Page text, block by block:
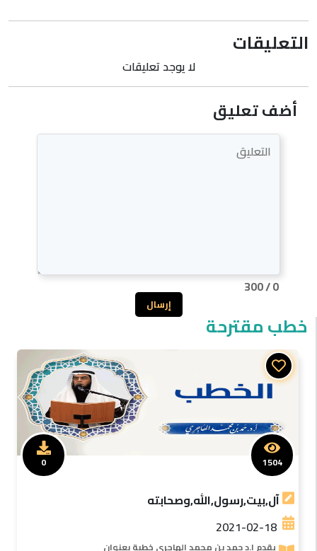
التعليقات
لا يوجد تعليقات
أضف تعليق
إرسال
0
/
300
خطب مقترحة
آل,بيت,رسول,الله,وصحابته
2021-02-18
يقدم ا.د حمد بن محمد الهاجرى خطبة بعنوان
1504
0